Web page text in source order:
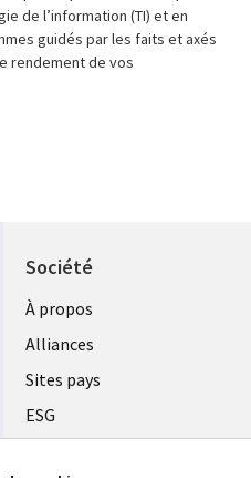
de l’information (TI) et en
guidés par les faits et axés
rendement de vos
Société
À propos
Alliances
Sites pays
ESG